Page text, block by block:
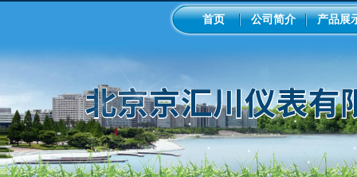
首页 公司简介 产品展